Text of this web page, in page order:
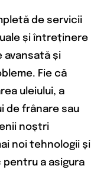
de servicii
și întreținere
avansată și
Fie că
uleiului, a
de frânare sau
noștri
noi tehnologii și
a asigura